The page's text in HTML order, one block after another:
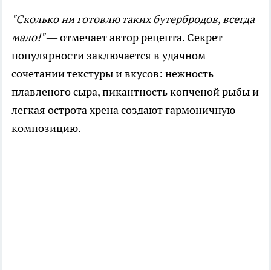
"Сколько ни готовлю таких бутербродов, всегда
мало!"— отмечает автор рецепта. Секрет
популярности заключается в удачном
сочетании текстуры и вкусов: нежность
плавленого сыра, пикантность копченой рыбы и
легкая острота хрена создают гармоничную
композицию.